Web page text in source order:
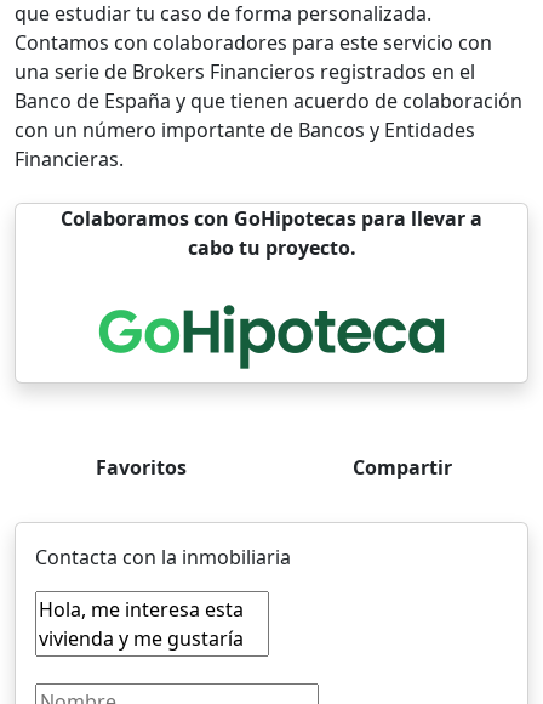
que estudiar tu caso de forma personalizada.
Contamos con colaboradores para este servicio con
una serie de Brokers Financieros registrados en el
Banco de España y que tienen acuerdo de colaboración
con un número importante de Bancos y Entidades
Financieras.
Colaboramos con GoHipotecas para llevar a
cabo tu proyecto.
Favoritos Compartir
Contacta con la inmobiliaria